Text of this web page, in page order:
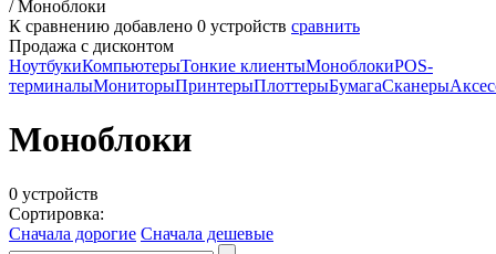
/Моноблоки
К сравнению добавлено 0 устройств сравнить
Продажа с дисконтом
НоутбукиКомпьютерыТонкие клиентыМоноблокиPOS-
терминалыМониторыПринтерыПлоттерыБумагаСканеры
Моноблоки
0 устройств
Сортировка:
Сначала дорогие Сначала дешевые